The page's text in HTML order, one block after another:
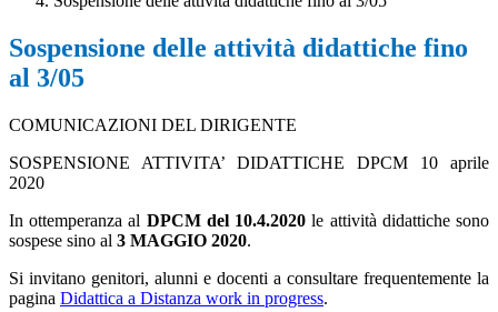
Sospensione delle attività didattiche fino
al 3/05
COMUNICAZIONI DEL DIRIGENTE
SOSPENSIONE ATTIVITA’ DIDATTICHE DPCM 10 aprile
2020
In ottemperanza al DPCM del 10.4.2020 le attività didattiche sono
sospese sino al 3 MAGGIO 2020.
Si invitano genitori, alunni e docenti a consultare frequentemente la
pagina Didattica a Distanza work in progress.